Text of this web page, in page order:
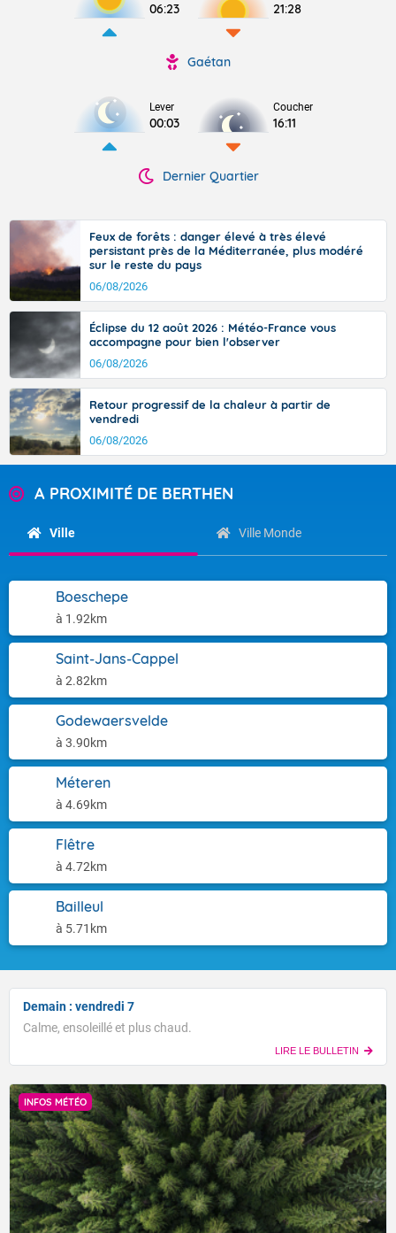
06:23 21:28
Gaétan
Lever
00:03
Coucher
16:11
Dernier Quartier
Feux de forêts : danger élevé à très élevé
persistant près de la Méditerranée, plus modéré
sur le reste du pays
06/08/2026
Éclipse du 12 août 2026 : Météo-France vous
accompagne pour bien l'observer
06/08/2026
Retour progressif de la chaleur à partir de
vendredi
06/08/2026
A PROXIMITÉ DE BERTHEN
Ville Ville Monde
Boeschepe
à 1.92km
Saint-Jans-Cappel
à 2.82km
Godewaersvelde
à 3.90km
Méteren
à 4.69km
Flêtre
à 4.72km
Bailleul
à 5.71km
Demain : vendredi 7
Calme, ensoleillé et plus chaud.
LIRE LE BULLETIN
INFOS MÉTÉO